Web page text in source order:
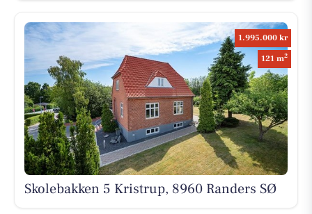
1.995.000 kr
121 m2
Skolebakken 5 Kristrup, 8960 Randers SØ